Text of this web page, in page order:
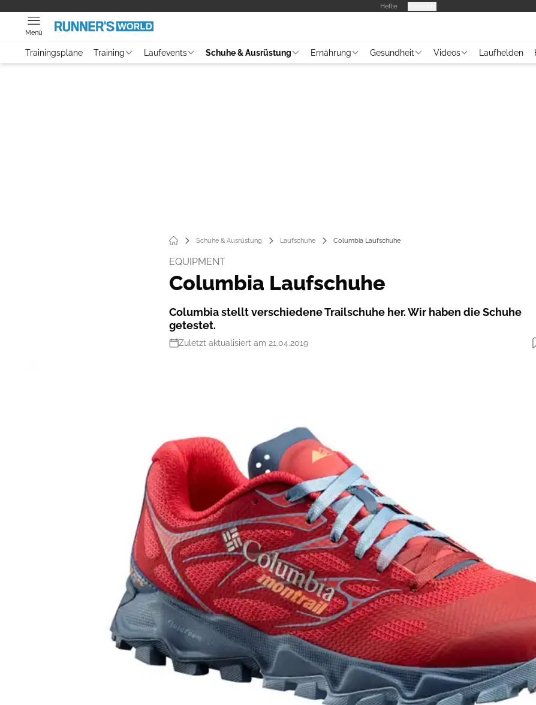
Hefte
Menü
Trainingspläne Training Laufevents Schuhe & Ausrüstung Ernährung Gesundheit Videos Laufhelden
Schuhe & Ausrüstung Laufschuhe Columbia Laufschuhe
EQUIPMENT
Columbia Laufschuhe
Columbia stellt verschiedene Trailschuhe her. Wir haben die Schuhe
getestet.
Zuletzt aktualisiert am 21.04.2019